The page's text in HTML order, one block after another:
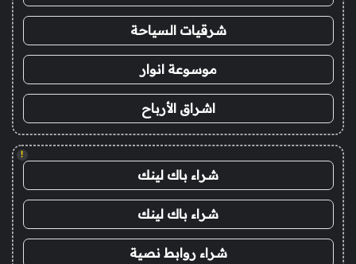
شرقيات السياحة
موسوعة انوار
اشراق الأرباح
!
شراء باك لينك
شراء باك لينك
شراء روابط نصية